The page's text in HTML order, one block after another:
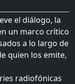
el diálogo, la
un marco crítico
a lo largo de
quien los emite,
radiofónicas